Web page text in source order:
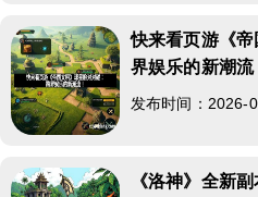
快来看页游《
界娱乐的新潮流
发布时间：2026-
《洛神》全新